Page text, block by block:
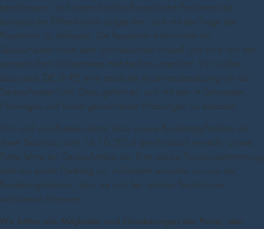
beschlossen. Vor kurzem hat das Europäische Parlament die
europäische Öffentlichkeit aufgerufen, sich mit der Frage der
Prostitution zu befassen. Die Resolution befürwortet ein
Sexkaufverbot nach dem schwedischen Modell und wird von den
europäischen Linksparteien mehrheitlich unterstützt. Wir wollen,
dass auch DIE LINKE eine ernsthafte Auseinandersetzung um das
Sexkaufverbot führt. Dazu gehört es, sich mit den in Schweden,
Norwegen und Island gewonnenen Erfahrungen zu befassen.
Wir sind unzufrieden damit, dass unsere Bundestagsfraktion mit
ihrem Beschluss vom 14.10.2014 den Eindruck erweckt, unsere
Partei lehne ein Sexkaufverbot ab. Eine solche Positionsbestimmung
steht nur einem Parteitag zu. Außerdem erwarten wir von der
Bundestagsfraktion, dass sie sich bei solchen Beschlüssen
umfassend informiert.
Wir bitten alle Mitglieder und Gliederungen der Partei, den